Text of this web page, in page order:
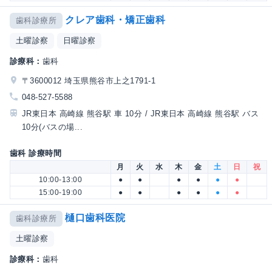
歯科診療所 クレア歯科・矯正歯科
土曜診察 日曜診察
診療科： 歯科
〒3600012 埼玉県熊谷市上之1791-1
048-527-5588
JR東日本 高崎線 熊谷駅 車 10分 / JR東日本 高崎線 熊谷駅 バス
10分(バスの場...
歯科 診療時間
月 火 水 木 金 土 日
祝
10:00-13:00
● ● ● ● ●
●
15:00-19:00
● ● ● ● ● ●
歯科診療所 樋口歯科医院
土曜診察
診療科： 歯科